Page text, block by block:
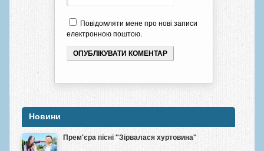
Повідомляти мене про нові записи
електронною поштою.
Новини
Прем'єра пісні "Зірвалася хуртовина"